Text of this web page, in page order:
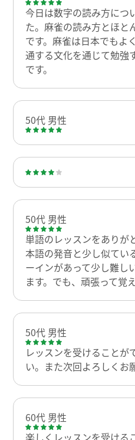
今日は数字の読み方につ
た。麻雀の読み方とほと
です。麻雀は日本でもよ
通する文化を通じて勉強
です。
50代 男性
50代 男性
単語のレッスンをありが
本語の発音と少し似てい
ーインがあって少し難し
ます。でも、頑張って覚
50代 男性
レッスンを受けることが
い。また次回よろしくお
60代 男性
楽しくレッスンを受ける